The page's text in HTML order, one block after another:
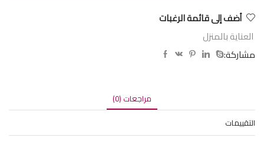
أضف إلى قائمة الرغبات
العناية بالمنزل
مشاركة:
مراجعات (0)
التقييمات